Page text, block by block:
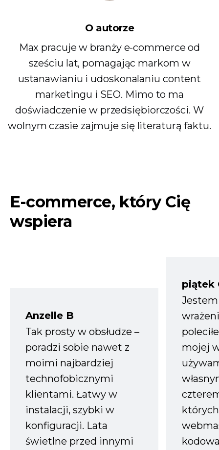
O autorze
Max pracuje w branży e-commerce od
sześciu lat, pomagając markom w
ustanawianiu i udoskonalaniu content
marketingu i SEO. Mimo to ma
doświadczenie w przedsiębiorczości. W
wolnym czasie zajmuje się literaturą faktu.
E-commerce, który Cię
wspiera
Anzelle B
Tak prosty w obsłudze –
poradzi sobie nawet z
moimi najbardziej
technofobicznymi
klientami. Łatwy w
instalacji, szybki w
konfiguracji. Lata
świetlne przed innymi
piątek
mojej